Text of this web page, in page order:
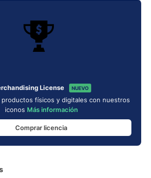
License NUEVO
productos físicos y digitales con nuestros
iconos Más información
Comprar licencia